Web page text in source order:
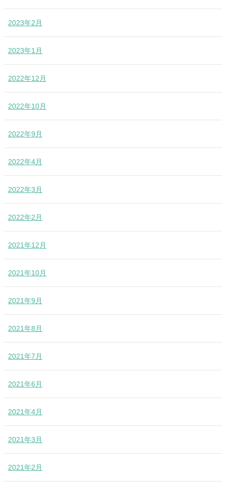
2023年2月
2023年1月
2022年12月
2022年10月
2022年9月
2022年4月
2022年3月
2022年2月
2021年12月
2021年10月
2021年9月
2021年8月
2021年7月
2021年6月
2021年4月
2021年3月
2021年2月